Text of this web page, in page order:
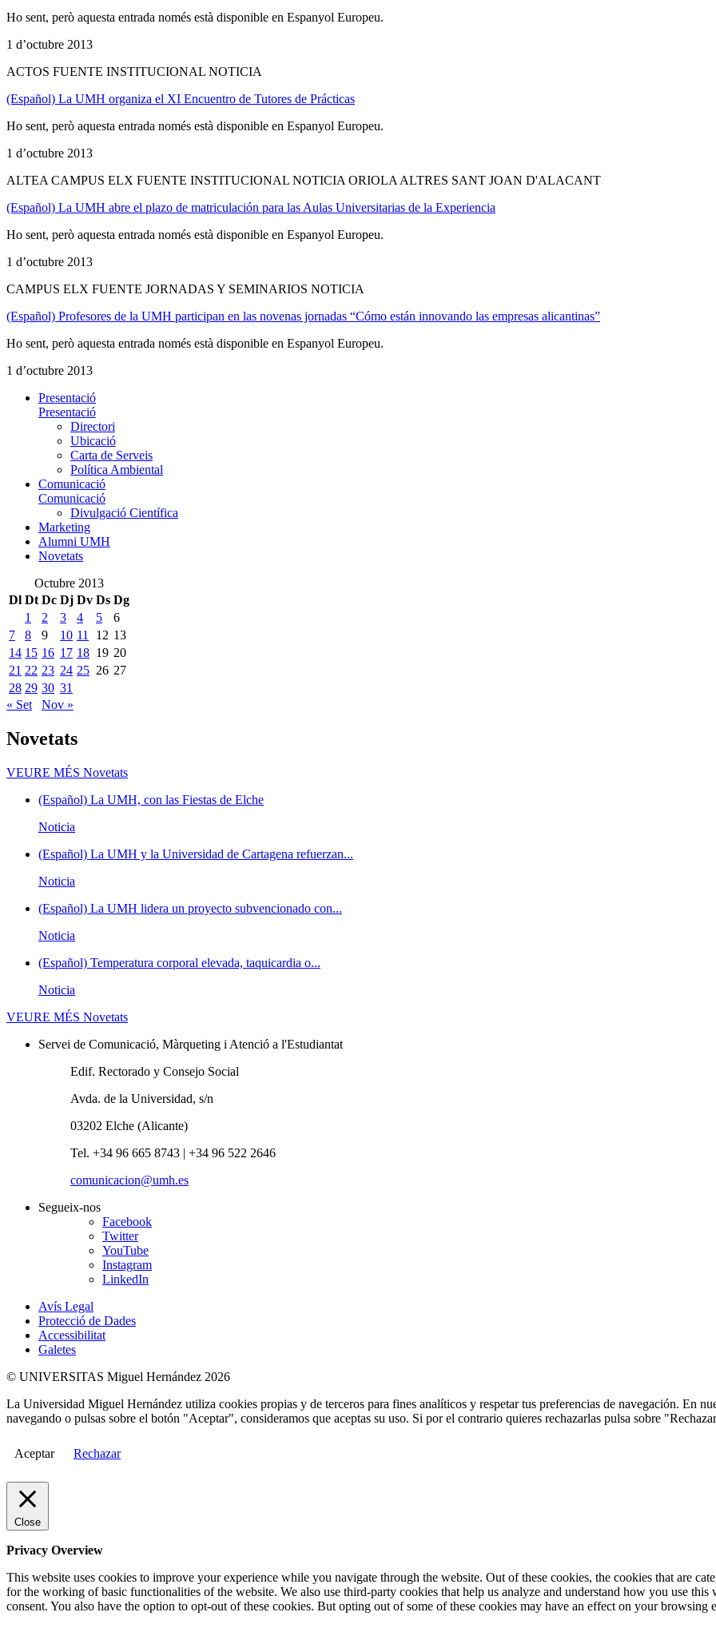
Ho sent, però aquesta entrada només està disponible en Espanyol Europeu.
1 d’octubre 2013
ACTOS FUENTE INSTITUCIONAL NOTICIA
(Español) La UMH organiza el XI Encuentro de Tutores de Prácticas
Ho sent, però aquesta entrada només està disponible en Espanyol Europeu.
1 d’octubre 2013
ALTEA CAMPUS ELX FUENTE INSTITUCIONAL NOTICIA ORIOLA ALTRES SANT JOAN D'ALACANT
(Español) La UMH abre el plazo de matriculación para las Aulas Universitarias de la Experiencia
Ho sent, però aquesta entrada només està disponible en Espanyol Europeu.
1 d’octubre 2013
CAMPUS ELX FUENTE JORNADAS Y SEMINARIOS NOTICIA
(Español) Profesores de la UMH participan en las novenas jornadas “Cómo están innovando las empresas alicantinas”
Ho sent, però aquesta entrada només està disponible en Espanyol Europeu.
1 d’octubre 2013
Presentació
Presentació
Directori
Ubicació
Carta de Serveis
Política Ambiental
Comunicació
Comunicació
Divulgació Científica
Marketing
Alumni UMH
Novetats
Octubre 2013
Dl Dt Dc Dj Dv Ds Dg
1
2 3 4 5
6
7
8 9 10 11 12 13
14 15 16 17 18 19 20
21 22 23 24 25 26 27
28 29 30 31
« Set
Nov »
Novetats
VEURE MÉS Novetats
(Español) La UMH, con las Fiestas de Elche
Noticia
(Español) La UMH y la Universidad de Cartagena refuerzan...
Noticia
(Español) La UMH lidera un proyecto subvencionado con...
Noticia
(Español) Temperatura corporal elevada, taquicardia o...
Noticia
VEURE MÉS Novetats
Servei de Comunicació, Màrqueting i Atenció a l'Estudiantat
Edif. Rectorado y Consejo Social
Avda. de la Universidad, s/n
03202 Elche (Alicante)
Tel. +34 96 665 8743 | +34 96 522 2646
comunicacion@umh.es
Segueix-nos
Facebook
Twitter
YouTube
Instagram
LinkedIn
Avís Legal
Protecció de Dades
Accessibilitat
Galetes
© UNIVERSITAS Miguel Hernández 2026
La Universidad Miguel Hernández utiliza cookies propias y de terceros para fines analíticos y respetar tus preferencias de navegación. En
navegando o pulsas sobre el botón "Aceptar", consideramos que aceptas su uso. Si por el contrario quieres rechazarlas pulsa sobre
Aceptar Rechazar
Close
Privacy Overview
This website uses cookies to improve your experience while you navigate through the website. Out of these cookies, the cookies that are
for the working of basic functionalities of the website. We also use third-party cookies that help us analyze and understand how you use
consent. You also have the option to opt-out of these cookies. But opting out of some of these cookies may have an effect on your browsing